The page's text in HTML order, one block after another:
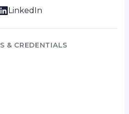
LinkedIn
& CREDENTIALS